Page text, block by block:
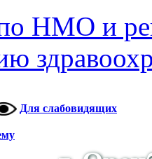
НМО и
Для слабовидящих